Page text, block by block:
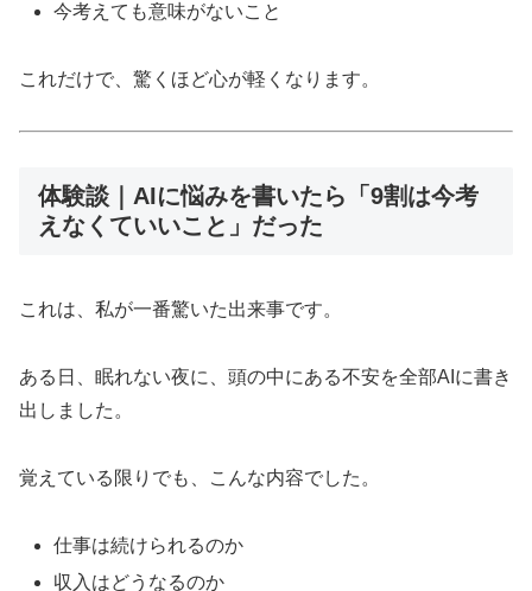
今考えても意味がないこと
これだけで、驚くほど心が軽くなります。
体験談｜AIに悩みを書いたら「9割は今考
えなくていいこと」だった
これは、私が一番驚いた出来事です。
ある日、眠れない夜に、頭の中にある不安を全部AIに書き
出しました。
覚えている限りでも、こんな内容でした。
仕事は続けられるのか
収入はどうなるのか